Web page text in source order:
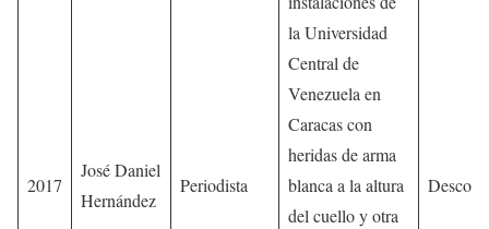
2017
José Daniel
Hernández
Periodista
la Universidad
Central de
Venezuela en
Caracas con
heridas de arma
blanca a la altura
del cuello y otra